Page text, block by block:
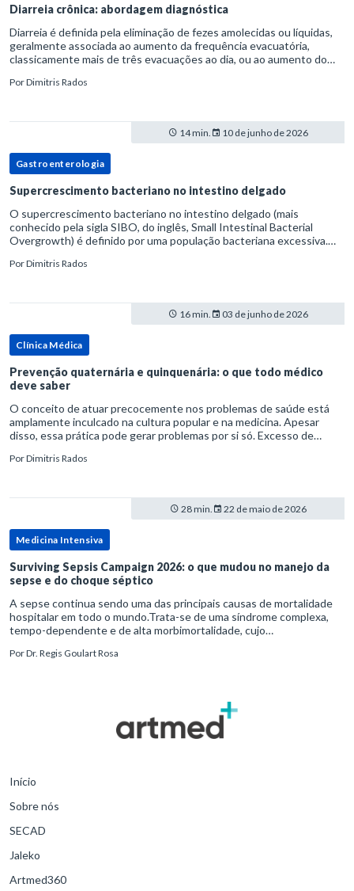
Diarreia crônica: abordagem diagnóstica
Diarreia é definida pela eliminação de fezes amolecidas ou líquidas,
geralmente associada ao aumento da frequência evacuatória,
classicamente mais de três evacuações ao dia, ou ao aumento do
PorDimitris Rados
14 min. 10 de junho de 2026
Gastroenterologia
Supercrescimento bacteriano no intestino delgado
O supercrescimento bacteriano no intestino delgado (mais
conhecido pela sigla SIBO, do inglês, Small Intestinal Bacterial
Overgrowth) é definido por uma população bacteriana excessiva.
PorDimitris Rados
16 min. 03 de junho de 2026
Clínica Médica
Prevenção quaternária e quinquenária: o que todo médico
deve saber
O conceito de atuar precocemente nos problemas de saúde está
amplamente inculcado na cultura popular e na medicina. Apesar
disso, essa prática pode gerar problemas por si só. Excesso de
PorDimitris Rados
28 min. 22 de maio de 2026
Medicina Intensiva
Surviving Sepsis Campaign 2026: o que mudou no manejo da
sepse e do choque séptico
A sepse continua sendo uma das principais causas de mortalidade
hospitalar em todo o mundo.Trata-se de uma síndrome complexa,
tempo-dependente e de alta morbimortalidade, cujo
para o desfe
PorDr. Regis Goulart Rosa
Início
Sobre nós
SECAD
Jaleko
Artmed360